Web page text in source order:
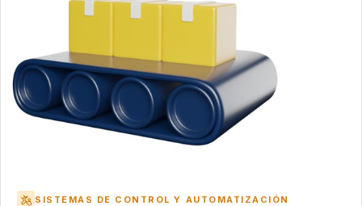
SISTEMAS DE CONTROL Y AUTOMATIZACIÓN